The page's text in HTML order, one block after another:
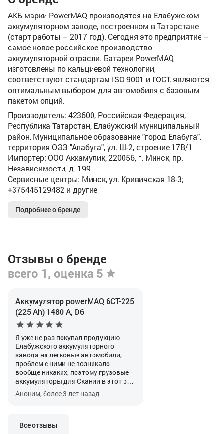
АКБ марки PowerMAQ производятся на Елабужском
аккумуляторном заводе, построенном в Татарстане
(старт работы – 2017 год). Сегодня это предприятие –
самое новое российское производство
аккумуляторной отрасли. Батареи PowerMAQ
изготовлены по кальциевой технологии,
соответствуют стандартам ISO 9001 и ГОСТ, являются
оптимальным выбором для автомобиля с базовым
пакетом опций.
Производитель: 423600, Российская Федерация,
Республика Татарстан, Елабужский муниципальный
район, Муниципальное образование "город Елабуга",
территория ОЭЗ "Алабуга", ул. Ш-2, строение 17В/1
Импортер: ООО Аккамулик, 220056, г. Минск, пр.
Независимости, д. 199.
Сервисные центры: Минск, ул. Кривичская 18-3;
+375445129482 и другие
Подробнее о бренде
Отзывы о бренде
всего 1, оценка 5
Аккумулятор powerMAQ 6СТ-225
(225 Ah) 1480 А, D6
Я уже не раз покупал продукцию
Елабужского аккумуляторного
завода на легковые автомобили,
проблем с ними не возникало
вообще никаких, поэтому грузовые
аккумуляторы для Скании в этот раз
тоже решили поставить от этого
производителя. Более мощных
рекомендации продавца взяли некие
Аноним, более 3 лет назад
Все отзывы